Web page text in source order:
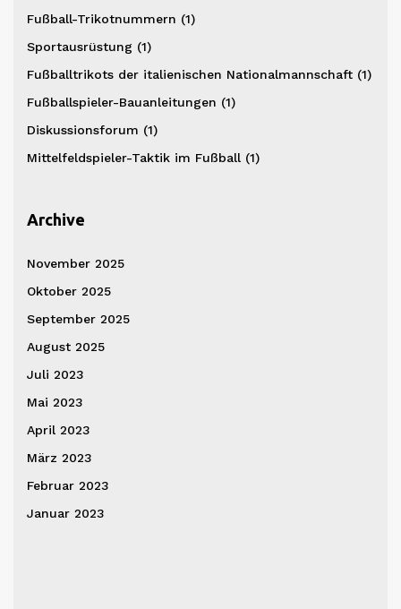
Fußball-Trikotnummern (1)
Sportausrüstung (1)
Fußballtrikots der italienischen Nationalmannschaft (1)
Fußballspieler-Bauanleitungen (1)
Diskussionsforum (1)
Mittelfeldspieler-Taktik im Fußball (1)
Archive
November 2025
Oktober 2025
September 2025
August 2025
Juli 2023
Mai 2023
April 2023
März 2023
Februar 2023
Januar 2023